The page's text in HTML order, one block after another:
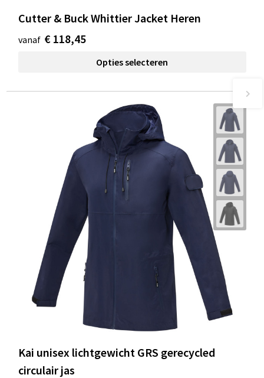
Cutter & Buck Whittier Jacket Heren
vanaf € 118,45
Opties selecteren
Kai unisex lichtgewicht GRS gerecycled
circulair jas